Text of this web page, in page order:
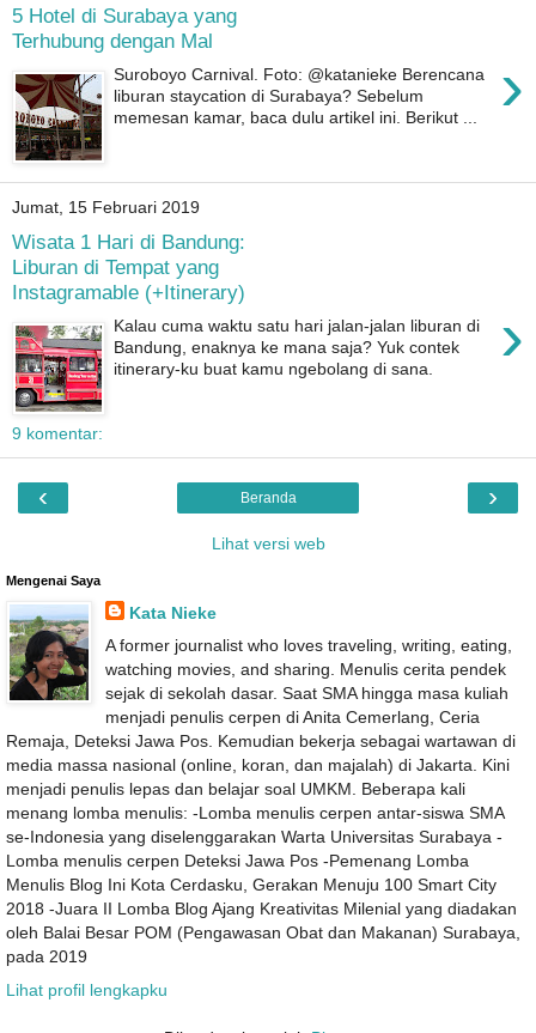
5 Hotel di Surabaya yang
Terhubung dengan Mal
›
Suroboyo Carnival. Foto: @katanieke Berencana
liburan staycation di Surabaya? Sebelum
memesan kamar, baca dulu artikel ini. Berikut ...
Jumat, 15 Februari 2019
Wisata 1 Hari di Bandung:
Liburan di Tempat yang
Instagramable (+Itinerary)
›
Kalau cuma waktu satu hari jalan-jalan liburan di
Bandung, enaknya ke mana saja? Yuk contek
itinerary-ku buat kamu ngebolang di sana.
9 komentar:
‹ ›
Beranda
Lihat versi web
Mengenai Saya
Kata Nieke
A former journalist who loves traveling, writing, eating,
watching movies, and sharing. Menulis cerita pendek
sejak di sekolah dasar. Saat SMA hingga masa kuliah
menjadi penulis cerpen di Anita Cemerlang, Ceria
Remaja, Deteksi Jawa Pos. Kemudian bekerja sebagai wartawan di
media massa nasional (online, koran, dan majalah) di Jakarta. Kini
menjadi penulis lepas dan belajar soal UMKM. Beberapa kali
menang lomba menulis: -Lomba menulis cerpen antar-siswa SMA
se-Indonesia yang diselenggarakan Warta Universitas Surabaya -
Lomba menulis cerpen Deteksi Jawa Pos -Pemenang Lomba
Menulis Blog Ini Kota Cerdasku, Gerakan Menuju 100 Smart City
2018 -Juara II Lomba Blog Ajang Kreativitas Milenial yang diadakan
oleh Balai Besar POM (Pengawasan Obat dan Makanan) Surabaya,
pada 2019
Lihat profil lengkapku